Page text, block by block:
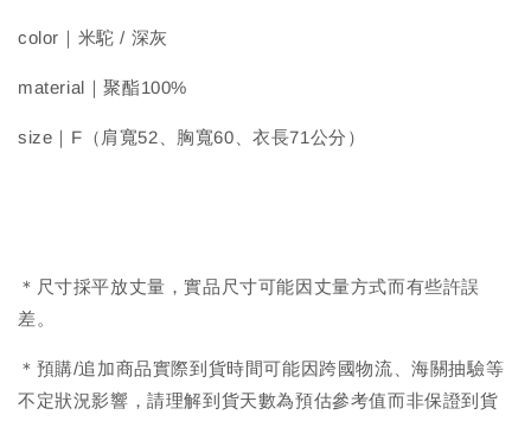
color｜米駝 / 深灰
material｜聚酯100%
size｜F（肩寬52、胸寬60、衣長71公分）
＊尺寸採平放丈量，實品尺寸可能因丈量方式而有些許誤
差。
＊預購/追加商品實際到貨時間可能因跨國物流、海關抽驗等
不定狀況影響，請理解到貨天數為預估參考值而非保證到貨